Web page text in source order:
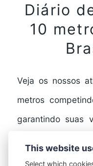
Diário
10
Veja os nossos
metros
garantindo suas
This website
Select which